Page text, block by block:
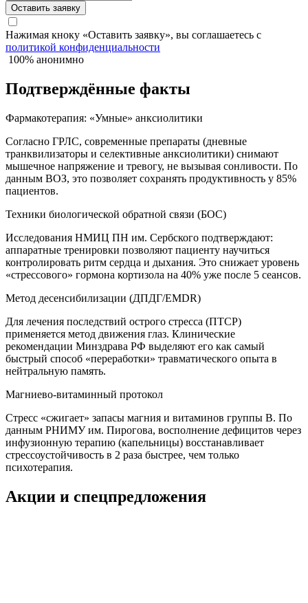
Оставить заявку
Нажимая кноку «Оставить заявку», вы соглашаетесь с
политикой конфиденциальности
100% анонимно
Подтверждённые факты
Фармакотерапия: «Умные» анксиолитики
Согласно ГРЛС, современные препараты (дневные
транквилизаторы и селективные анксиолитики) снимают
мышечное напряжение и тревогу, не вызывая сонливости. По
данным ВОЗ, это позволяет сохранять продуктивность у 85%
пациентов.
Техники биологической обратной связи (БОС)
Исследования НМИЦ ПН им. Сербского подтверждают:
аппаратные тренировки позволяют пациенту научиться
контролировать ритм сердца и дыхания. Это снижает уровень
«стрессового» гормона кортизола на 40% уже после 5 сеансов.
Метод десенсибилизации (ДПДГ/EMDR)
Для лечения последствий острого стресса (ПТСР)
применяется метод движения глаз. Клинические
рекомендации Минздрава РФ выделяют его как самый
быстрый способ «переработки» травматического опыта в
нейтральную память.
Магниево-витаминный протокол
Стресс «сжигает» запасы магния и витаминов группы B. По
данным РНИМУ им. Пирогова, восполнение дефицитов через
инфузионную терапию (капельницы) восстанавливает
стрессоустойчивость в 2 раза быстрее, чем только
психотерапия.
Акции и спецпредложения